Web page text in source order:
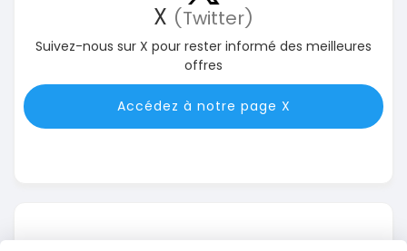
X (Twitter)
Suivez-nous sur X pour rester informé des meilleures
offres
Accédez à notre page X